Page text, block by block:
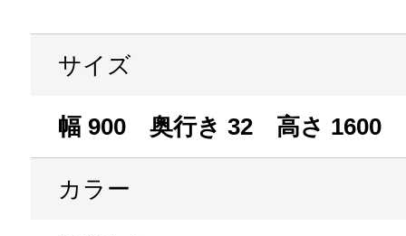
サイズ
幅 900 奥行き 32 高さ 1600
カラー